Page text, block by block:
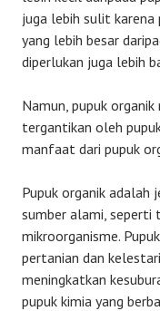
juga lebih sulit karena
yang lebih besar
diperlukan juga lebih
Namun, pupuk
tergantikan oleh
manfaat dari pupuk
Pupuk organik adalah
sumber alami, seperti
mikroorganisme.
pertanian dan
meningkatkan
pupuk kimia yang